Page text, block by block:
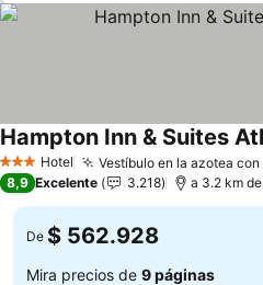
3 Estrellas
Hotel Vestíbulo en la azotea
Hampton Inn & Suites
8,9 Excelente 3.218 a 3.2 km
De $ 562.928
Mira precios de 9 páginas